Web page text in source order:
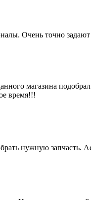
Очень точно
магазина
время!!!
нужную запчасть.